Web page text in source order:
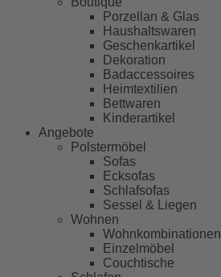
Porzellan & Glas
Haushaltswaren
Geschenkartikel
Dekoration
Badaccessoires
Heimtextilien
Bettwaren
Kinderartikel
Angebote
Polstermöbel
Sofas
Ecksofas
Schlafsofas
Sessel & Liegen
Wohnen
Wohnkombinationen
Einzelmöbel
Couchtische